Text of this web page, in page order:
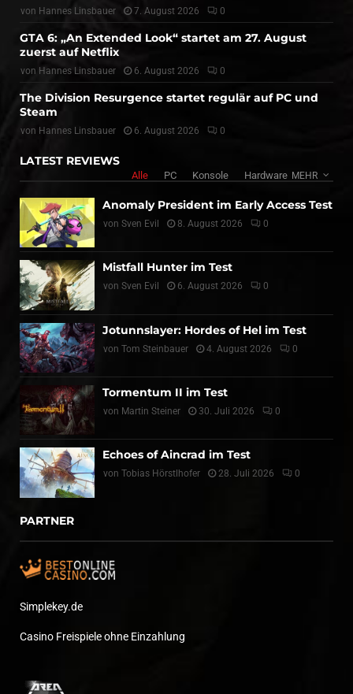
von Hannes Linsbauer 7. August 2026 0
GTA 6: „An Extended Look“ startet am 27. August
zuerst auf Netflix
von Hannes Linsbauer 6. August 2026 0
The Division Resurgence startet regulär auf PC und
Steam
von Hannes Linsbauer 6. August 2026 0
LATEST REVIEWS
Alle PC Konsole Hardware MEHR
Anomaly President im Early Access Test
von Sven Evil 8. August 2026 0
Mistfall Hunter im Test
von Sven Evil 6. August 2026 0
Jotunnslayer: Hordes of Hel im Test
von Tom Steinbauer 4. August 2026 0
Tormentum II im Test
von Martin Steiner 30. Juli 2026 0
Echoes of Aincrad im Test
von Tobias Hörstlhofer 28. Juli 2026 0
PARTNER
Simplekey.de
Casino Freispiele ohne Einzahlung